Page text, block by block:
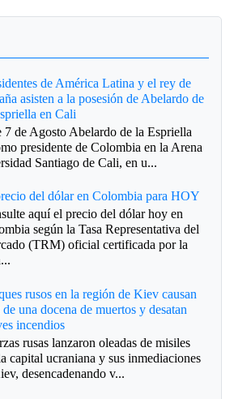
de América Latina y el rey de
asisten a la posesión de Abelardo de
en Cali
7 de Agosto Abelardo de la Espriella
presidente de Colombia en la Arena
Santiago de Cali, en u...
del dólar en Colombia para HOY
aquí el precio del dólar hoy en
según la Tasa Representativa del
(TRM) oficial certificada por la
rusos en la región de Kiev causan
de una docena de muertos y desatan
incendios
rusas lanzaron oleadas de misiles
capital ucraniana y sus inmediaciones
desencadenando v...